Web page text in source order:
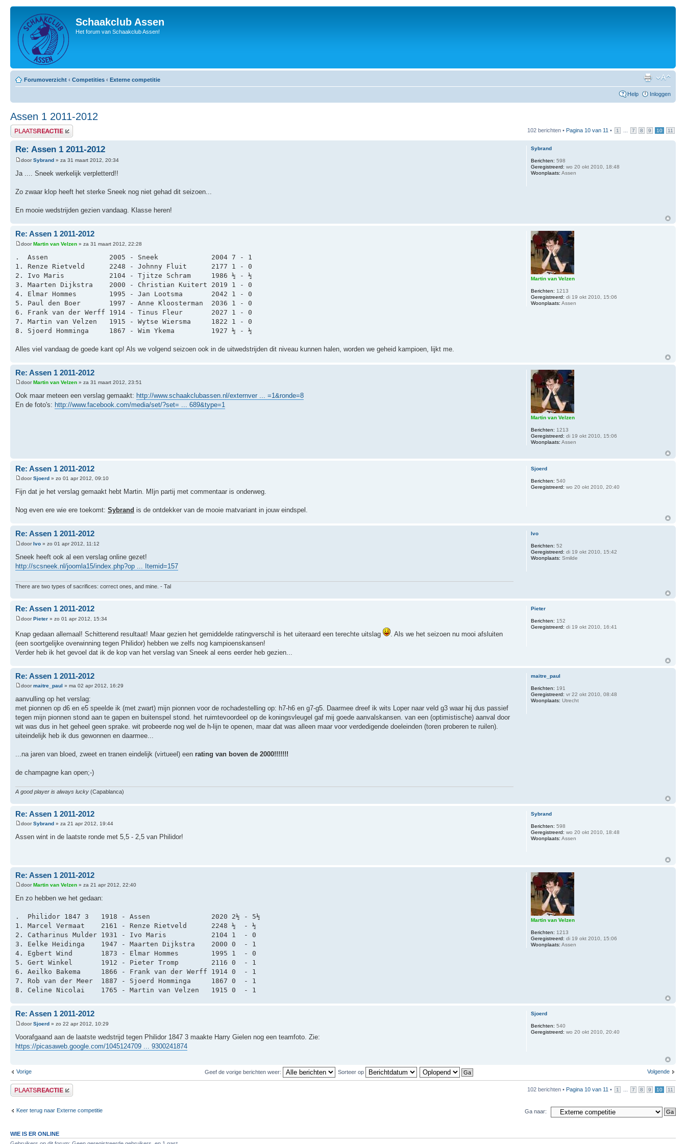
Schaakclub Assen
Het forum van Schaakclub Assen!
Forumoverzicht ‹ Competities ‹ Externe competitie
Help Inloggen
Assen 1 2011-2012
Plaats een reactie 102 berichten • Pagina 10 van 11 • 1 7 8 9 10 11
Re: Assen 1 2011-2012
doorSybrand » za 31 maart 2012, 20:34
Ja .... Sneek werkelijk verpletterd!!
Zo zwaar klop heeft het sterke Sneek nog niet gehad dit seizoen...
En mooie wedstrijden gezien vandaag. Klasse heren!
Sybrand
Berichten: 598
Geregistreerd: wo 20 okt 2010, 18:48
Woonplaats: Assen
Re: Assen 1 2011-2012
doorMartin van Velzen » za 31 maart 2012, 22:28
.  Assen               2005 - Sneek             2004 7 - 1
1. Renze Rietveld      2248 - Johnny Fluit      2177 1 - 0
2. Ivo Maris           2104 - Tjitze Schram     1986 ½ - ½
3. Maarten Dijkstra    2000 - Christian Kuitert 2019 1 - 0
4. Elmar Hommes        1995 - Jan Lootsma       2042 1 - 0
5. Paul den Boer       1997 - Anne Kloosterman  2036 1 - 0
6. Frank van der Werff 1914 - Tinus Fleur       2027 1 - 0
7. Martin van Velzen   1915 - Wytse Wiersma     1822 1 - 0
8. Sjoerd Homminga     1867 - Wim Ykema         1927 ½ - ½
Alles viel vandaag de goede kant op! Als we volgend seizoen ook in de uitwedstrijden dit niveau kunnen halen, worden we geheid kampioen, lijkt me.
Martin van Velzen
Berichten: 1213
Geregistreerd: di 19 okt 2010, 15:06
Woonplaats: Assen
Re: Assen 1 2011-2012
doorMartin van Velzen » za 31 maart 2012, 23:51
Ook maar meteen een verslag gemaakt: http://www.schaakclubassen.nl/externver ... =1&ronde=8
En de foto's: http://www.facebook.com/media/set/?set= ... 689&type=1
Martin van Velzen
Berichten: 1213
Geregistreerd: di 19 okt 2010, 15:06
Woonplaats: Assen
Re: Assen 1 2011-2012
doorSjoerd » zo 01 apr 2012, 09:10
Fijn dat je het verslag gemaakt hebt Martin. MIjn partij met commentaar is onderweg.
Nog even ere wie ere toekomt: Sybrand is de ontdekker van de mooie matvariant in jouw eindspel.
Sjoerd
Berichten: 540
Geregistreerd: wo 20 okt 2010, 20:40
Re: Assen 1 2011-2012
doorIvo » zo 01 apr 2012, 11:12
Sneek heeft ook al een verslag online gezet!
http://scsneek.nl/joomla15/index.php?op ... Itemid=157
There are two types of sacrifices: correct ones, and mine. - Tal
Ivo
Berichten: 52
Geregistreerd: di 19 okt 2010, 15:42
Woonplaats: Smilde
Re: Assen 1 2011-2012
doorPieter » zo 01 apr 2012, 15:34
Knap gedaan allemaal! Schitterend resultaat! Maar gezien het gemiddelde ratingverschil is het uiteraard een terechte uitslag
. Als we het seizoen nu mooi afsluiten
(een soortgelijke overwinning tegen Philidor) hebben we zelfs nog kampioenskansen!
Verder heb ik het gevoel dat ik de kop van het verslag van Sneek al eens eerder heb gezien...
Pieter
Berichten: 152
Geregistreerd: di 19 okt 2010, 16:41
Re: Assen 1 2011-2012
doormaitre_paul » ma 02 apr 2012, 16:29
aanvulling op het verslag:
met pionnen op d6 en e5 speelde ik (met zwart) mijn pionnen voor de rochadestelling op: h7-h6 en g7-g5. Daarmee dreef ik wits Loper naar veld g3 waar hij dus passief
tegen mijn pionnen stond aan te gapen en buitenspel stond. het ruimtevoordeel op de koningsvleugel gaf mij goede aanvalskansen. van een (optimistische) aanval door
wit was dus in het geheel geen sprake. wit probeerde nog wel de h-lijn te openen, maar dat was alleen maar voor verdedigende doeleinden (toren proberen te ruilen).
uiteindelijk heb ik dus gewonnen en daarmee...
...na jaren van bloed, zweet en tranen eindelijk (virtueel) een rating van boven de 2000!!!!!!!
de champagne kan open;-)
A good player is always lucky (Capablanca)
maitre_paul
Berichten: 191
Geregistreerd: vr 22 okt 2010, 08:48
Woonplaats: Utrecht
Re: Assen 1 2011-2012
doorSybrand » za 21 apr 2012, 19:44
Assen wint in de laatste ronde met 5,5 - 2,5 van Philidor!
Sybrand
Berichten: 598
Geregistreerd: wo 20 okt 2010, 18:48
Woonplaats: Assen
Re: Assen 1 2011-2012
door Martin van Velzen » za 21 apr 2012, 22:40
En zo hebben we het gedaan:
.  Philidor 1847 3   1918 - Assen               2020 2½ - 5½
1. Marcel Vermaat    2161 - Renze Rietveld      2248 ½  - ½
2. Catharinus Mulder 1931 - Ivo Maris           2104 1  - 0
3. Eelke Heidinga    1947 - Maarten Dijkstra    2000 0  - 1
4. Egbert Wind       1873 - Elmar Hommes        1995 1  - 0
5. Gert Winkel       1912 - Pieter Tromp        2116 0  - 1
6. Aeilko Bakema     1866 - Frank van der Werff 1914 0  - 1
7. Rob van der Meer  1887 - Sjoerd Homminga     1867 0  - 1
8. Celine Nicolai    1765 - Martin van Velzen   1915 0  - 1
Martin van Velzen
Berichten: 1213
Geregistreerd: di 19 okt 2010, 15:06
Woonplaats: Assen
Re: Assen 1 2011-2012
doorSjoerd » zo 22 apr 2012, 10:29
Voorafgaand aan de laatste wedstrijd tegen Philidor 1847 3 maakte Harry Gielen nog een teamfoto. Zie:
https://picasaweb.google.com/1045124709 ... 9300241874
Sjoerd
Berichten: 540
Geregistreerd: wo 20 okt 2010, 20:40
Vorige Volgende
Geef de vorige berichten weer: Sorteer op
Plaats een reactie 102 berichten • Pagina 10 van 11 • 1 ... 7 8 9 10 11
Keer terug naar Externe competitie Ga naar:
WIE IS ER ONLINE